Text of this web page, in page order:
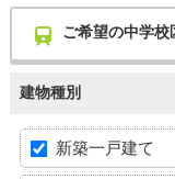
ご希望の中学
建物種別
新築一戸建て